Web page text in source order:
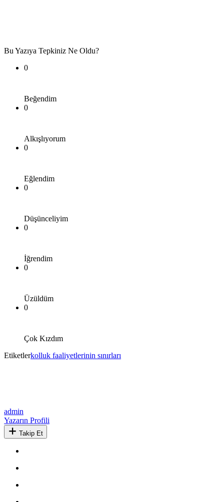
Bu Yazıya Tepkiniz Ne Oldu?
0
Beğendim
0
Alkışlıyorum
0
Eğlendim
0
Düşünceliyim
0
İğrendim
0
Üzüldüm
0
Çok Kızdım
Etiketlerkolluk faaliyetlerinin sınırları
admin
Yazarın Profili
Takip Et